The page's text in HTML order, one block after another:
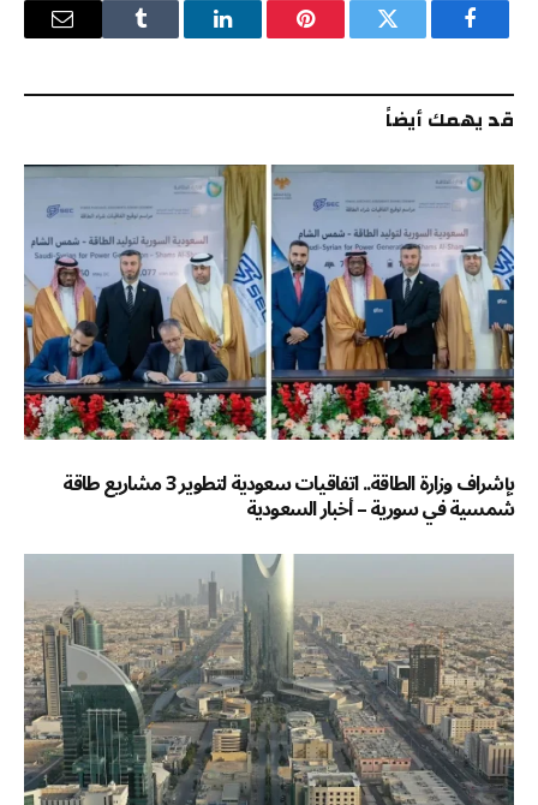
فيسبوك تويتر بينتيريستلينكدإن Tumblr
البريد
قد يهمك أيضاً
بإشراف وزارة الطاقة.. اتفاقيات سعودية لتطوير 3 مشاريع طاقة
شمسية في سورية – أخبار السعودية